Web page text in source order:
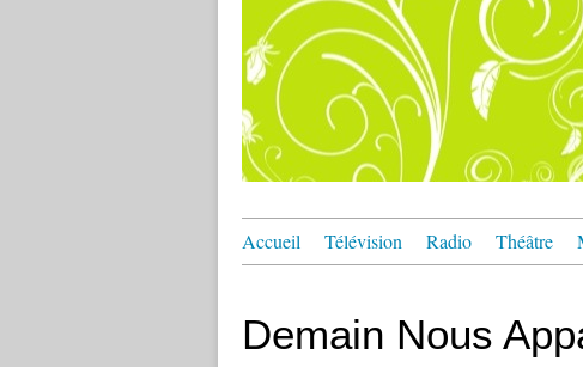
Accueil Télévision Radio Théâtre
Demain Nous